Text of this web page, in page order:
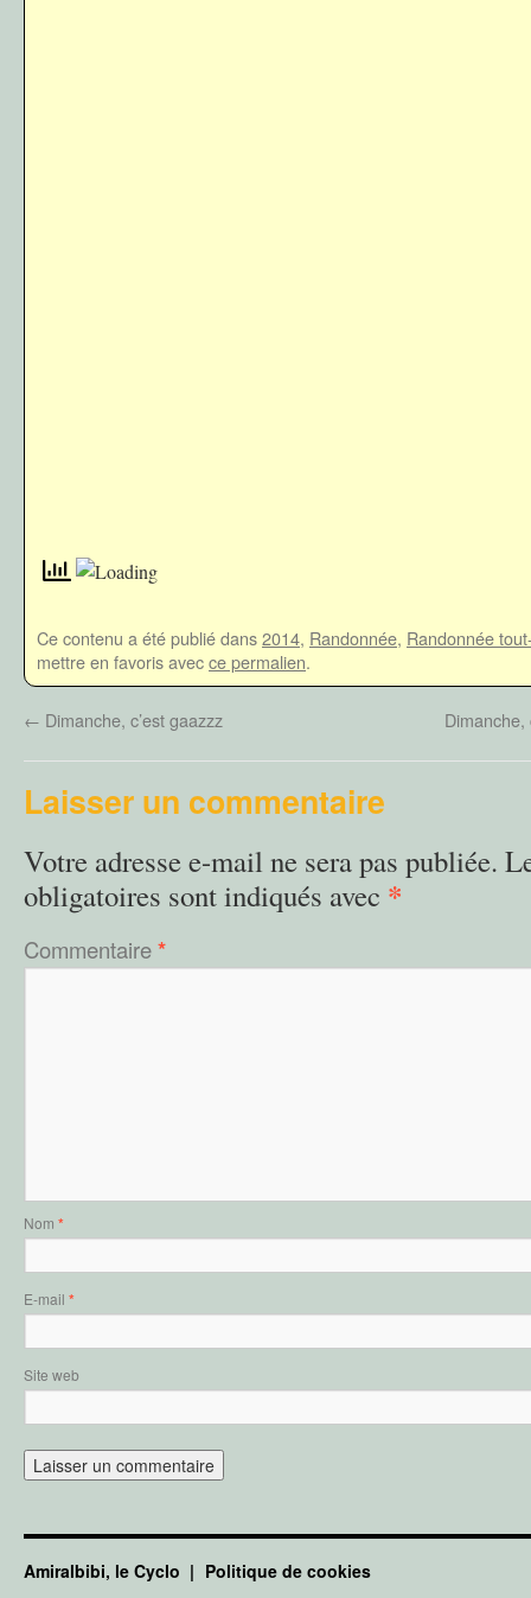
Ce contenu a été publié dans2014, Randonnée, Randonnée
mettre en favoris avecce permalien.
← Dimanche, c’est gaazzz
Laisser un commentaire
Votre adresse e-mail ne sera pas publiée.
obligatoires sont indiqués avec *
Commentaire*
Nom *
E-mail *
Site web
Amiralbibi, le Cyclo Politique de cookies